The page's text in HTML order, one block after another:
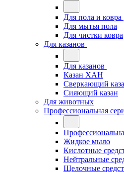
Для пола и ковра
Для мытья пола
Для чистки ковра
Для казанов
Для казанов
Казан ХАН
Сверкающий
Сияющий казан
Для животных
Профессиональная
Жидкое мыло
Кислотные
Нейтральные
Щелочные